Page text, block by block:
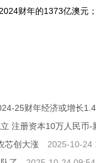
财年的1373亿澳元
25财年经济或增长
注册资本10万人民币-
芯创大涨
2025-10-24